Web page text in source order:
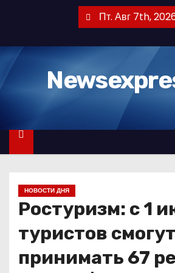
т
к
Пт. Авг 7th,
НОВОСТИ ДНЯ
Ростуризм: с 1
туристов смогут
принимать 67